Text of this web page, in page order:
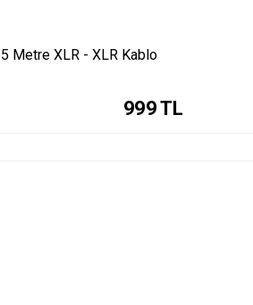
Metre XLR - XLR Kablo
999TL